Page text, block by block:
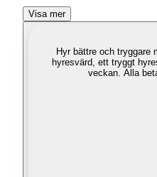
Visa mer
Hyr bättre och tryggare
hyresvärd, ett tryggt
veckan. Alla